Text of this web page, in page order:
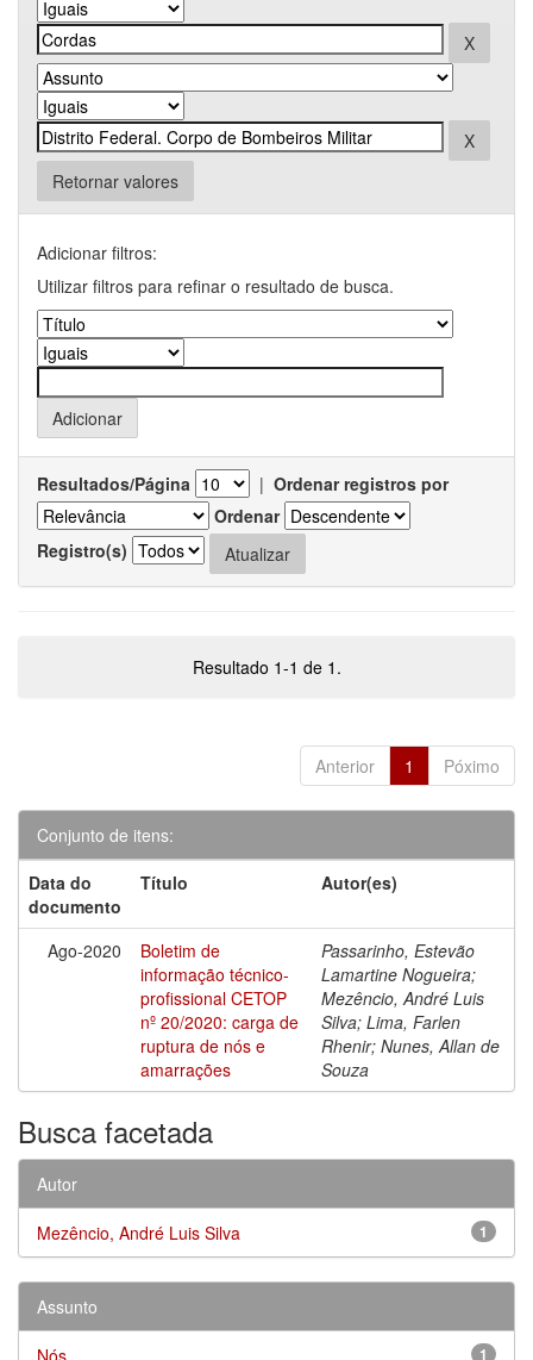
Retornar valores
Adicionar filtros:
Utilizar filtros para refinar o resultado de busca.
Resultados/Página | Ordenar registros por
Ordenar
Registro(s)
Resultado 1-1 de 1.
Anterior 1 Póximo
Conjunto de itens:
Data do
documento
Título Autor(es)
Ago-2020
Boletim de
informação técnico-
profissional CETOP
nº 20/2020: carga de
ruptura de nós e
amarrações
Passarinho, Estevão
Lamartine Nogueira;
Mezêncio, André Luis
Silva; Lima, Farlen
Rhenir; Nunes, Allan de
Souza
Busca facetada
Autor
1
Mezêncio, André Luis Silva
Assunto
1
Nós